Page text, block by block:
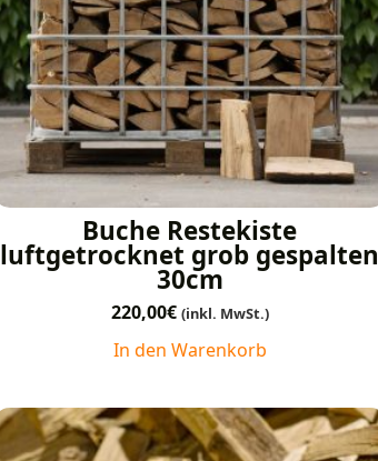
Buche Restekiste
luftgetrocknet grob gespalten
30cm
220,00€ (inkl. MwSt.)
In den Warenkorb